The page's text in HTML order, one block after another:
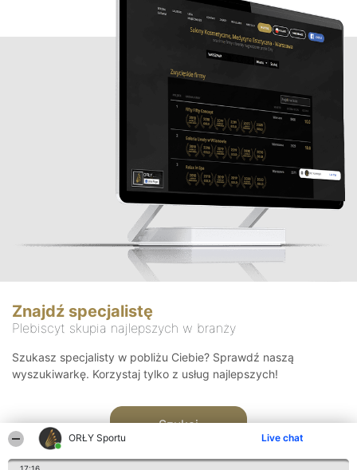
ORŁY Sportu Live chat
Znajdź specjalistę
Plebiscyt skupia najlepszych w branży
Szukasz specjalisty w pobliżu Ciebie? Sprawdź naszą
wyszukiwarkę. Korzystaj tylko z usług najlepszych!
Szukaj